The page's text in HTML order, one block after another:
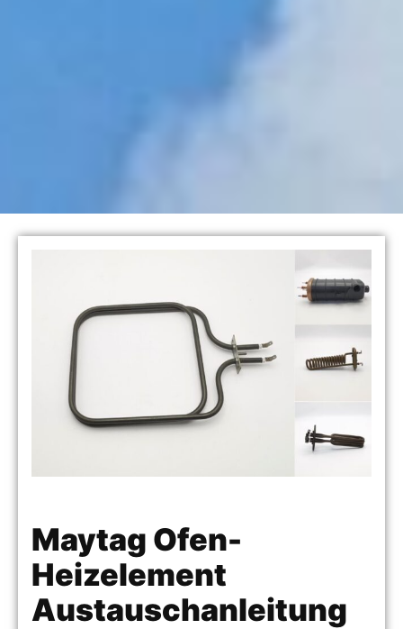
Maytag Ofen-
Heizelement
Austauschanleitung